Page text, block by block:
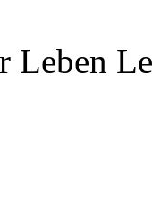
Leben